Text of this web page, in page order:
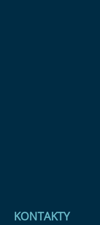
KONTAKTY